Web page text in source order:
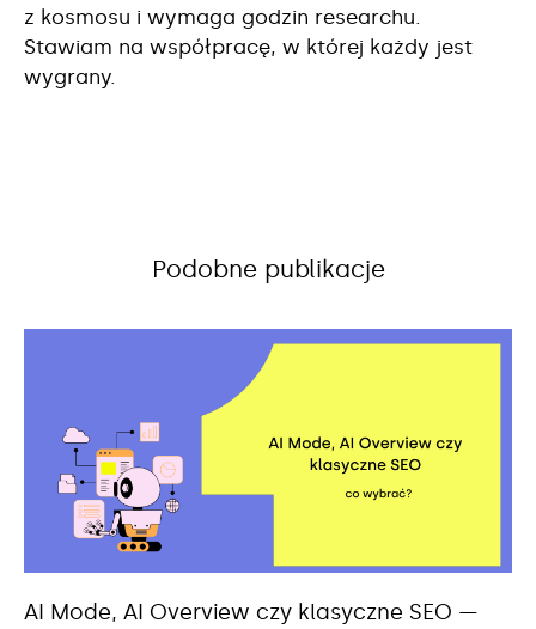
z kosmosu i wymaga godzin researchu.
Stawiam na współpracę, w której każdy jest
wygrany.
Podobne publikacje
AI Mode, AI Overview czy klasyczne SEO —